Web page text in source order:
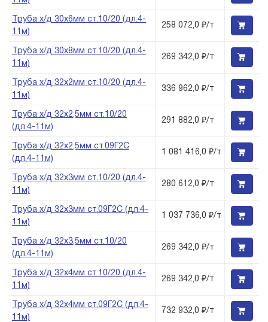
Труба х/д 30х6мм ст.10/20 (дл.4-
11м)
258 072,0 ₽/т
Труба х/д 30х8мм ст.10/20 (дл.4-
11м)
269 342,0 ₽/т
Труба х/д 32х2мм ст.10/20 (дл.4-
11м)
336 962,0 ₽/т
Труба х/д 32х2,5мм ст.10/20
(дл.4-11м)
291 882,0 ₽/т
Труба х/д 32х2,5мм ст.09Г2С
(дл.4-11м)
1 081 416,0 ₽/т
Труба х/д 32х3мм ст.10/20 (дл.4-
11м)
280 612,0 ₽/т
Труба х/д 32х3мм ст.09Г2С (дл.4-
11м)
1 037 736,0 ₽/т
Труба х/д 32х3,5мм ст.10/20
(дл.4-11м)
269 342,0 ₽/т
Труба х/д 32х4мм ст.10/20 (дл.4-
11м)
269 342,0 ₽/т
Труба х/д 32х4мм ст.09Г2С (дл.4-
11м)
732 932,0 ₽/т